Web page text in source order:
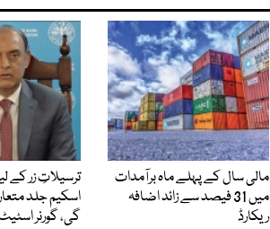
مالی سال کے پہلے ماہ برآمدات
میں 31 فیصد سے زائد اضافہ
ریکارڈ
ترسیلاتِ زر کے
اسکیم جلد
گی، گورنر